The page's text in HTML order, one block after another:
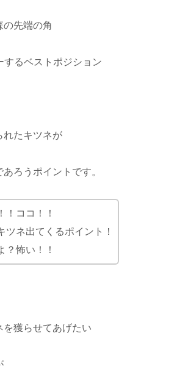
の先端の角
するベストポジション
れたキツネが
ろうポイントです。
！ココ！！
ツネ出てくるポイント！
？怖い！！
を獲らせてあげたい